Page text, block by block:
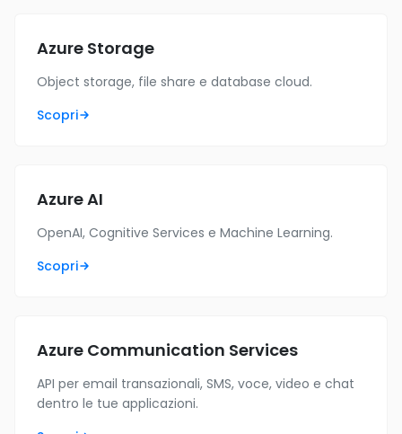
Azure Storage
Object storage, file share e database cloud.
Scopri
Azure AI
OpenAI, Cognitive Services e Machine Learning.
Scopri
Azure Communication Services
API per email transazionali, SMS, voce, video e chat
dentro le tue applicazioni.